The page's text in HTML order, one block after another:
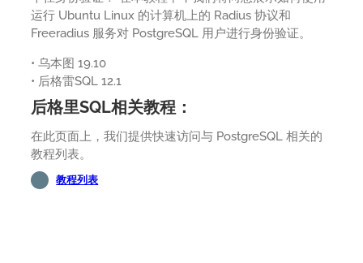
运行 Ubuntu Linux 的计算机上的 Radius 协议和
Freeradius 服务对 PostgreSQL 用户进行身份验证。
• 乌本图 19.10
• 后格雷SQL 12.1
后格里SQL相关教程：
在此页面上，我们提供快速访问与 PostgreSQL 相关的
教程列表。
教程列表